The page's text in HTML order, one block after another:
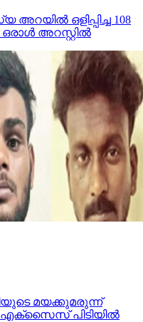
ഒളിപ്പിച്ച 108
ഒരാള്‍ അറസ്റ്റില്‍
മയക്കുമരുന്ന്
എക്സൈസ് പിടിയില്‍